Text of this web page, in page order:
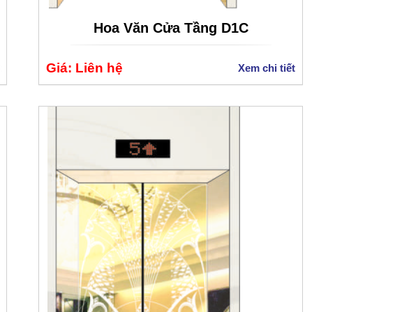
Hoa Văn Cửa Tầng D1C
Giá: Liên hệ Xem chi tiết